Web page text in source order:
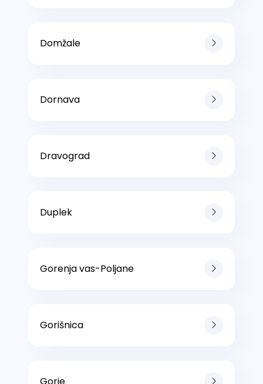
Domžale
Dornava
Dravograd
Duplek
Gorenja vas-Poljane
Gorišnica